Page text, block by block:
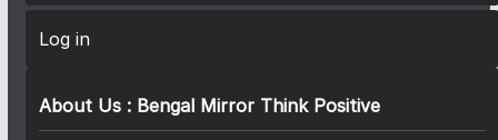
Log in
About Us : Bengal Mirror Think Positive